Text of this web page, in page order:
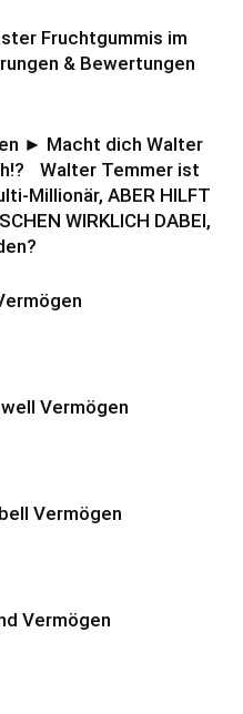
Fruchtgummis im
& Bewertungen
► Macht dich Walter
Walter Temmer ist
Millionär, ABER HILFT
WIRKLICH DABEI,
Vermögen
Vermögen
Vermögen